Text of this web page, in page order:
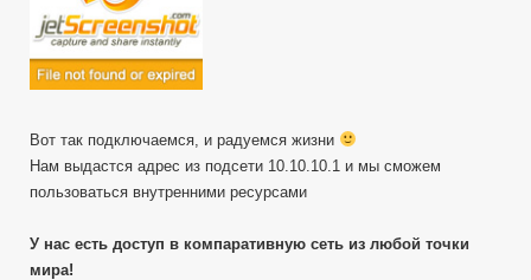
Вот так подключаемся, и радуемся жизни
Нам выдастся адрес из подсети 10.10.10.1 и мы сможем
пользоваться внутренними ресурсами
У нас есть доступ в компаративную сеть из любой точки
мира!